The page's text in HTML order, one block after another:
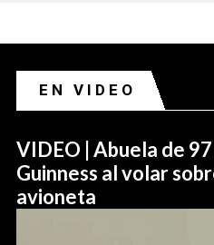
EN VIDEO
VIDEO | Abuela de
Guinness al volar
avioneta